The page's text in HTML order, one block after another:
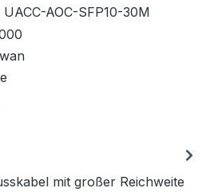
UACC-AOC-SFP10-30M
mit großer Reichweite